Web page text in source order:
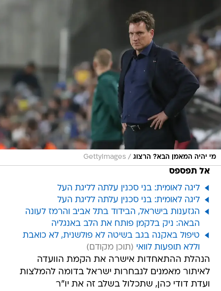
מי יהיה המאמן הבא? הרצוג /
GettyImages
אל תפספס
ליגה לאומית: בני סכנין עלתה לליגת העל
ליגה לאומית: בני סכנין עלתה לליגת העל
הגזענות בישראל, הבידוד בתל אביב והרמז לעונה
הבאה: ניק בלקמן פותח את הלב באנגליה
טיפול באקנה בגב בשיטה לא פולשנית, לא כואבת
וללא תופעות לוואי
הנהלת ההתאחדות אישרה את הקמת הוועדה
לאיתור מאמנים לנבחרות ישראל בדומה להמלצות
ועדת דודי כהן, שתכלול בשלב זה את יו"ר